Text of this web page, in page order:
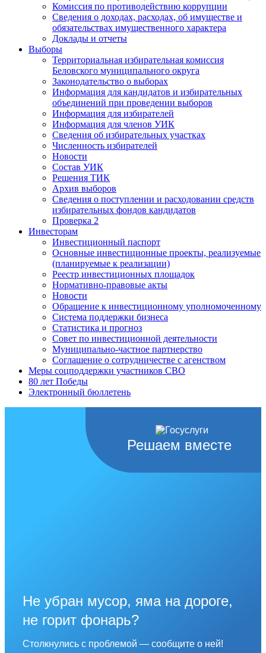
Комиссия по противодействию коррупции
Сведения о доходах, расходах, об имуществе и
обязательствах имущественного характера
Доклады и отчеты
Выборы
Территориальная избирательная комиссия
Беловского муниципального округа
Законодательство о выборах
Информация для кандидатов и избирательных
объединений при проведении выборов
Информация для избирателей
Информация для членов УИК
Сведения об избирательных участках
Численность избирателей
Новости
Состав УИК
Решения ТИК
Архив выборов
Сведения о поступлении и расходовании средств
избирательных фондов кандидатов
Проверка 2
Инвесторам
Инвестиционный паспорт
Основные инвестиционные проекты, реализуемые
(планируемые к реализации)
Реестр инвестиционных площадок
Нормативно-правовые акты
Новости
Обращение к инвестиционному уполномоченному
Система поддержки бизнеса
Статистика и прогноз
Совет по инвестиционной деятельности
Муниципально-частное партнерство
Соглашение о сотрудничестве с агенством
Меры соцподдержки участников СВО
80 лет Победы
Электронный бюллетень
Решаем вместе
Не убран мусор, яма на дороге,
не горит фонарь?
Столкнулись с проблемой — сообщите о ней!